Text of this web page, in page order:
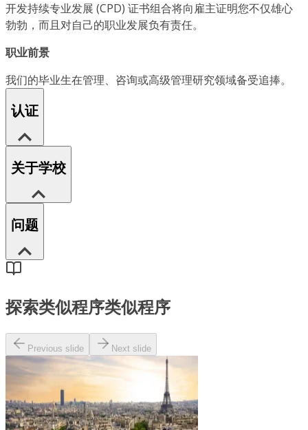
开发持续专业发展 (CPD) 证书组合将向雇主证明您不仅雄心
勃勃，而且对自己的职业发展负有责任。
职业前景
我们的毕业生在管理、咨询或高级管理研究领域备受追捧。
认证
关于学校
问题
探索类似程序类似程序
Previous slide Next slide